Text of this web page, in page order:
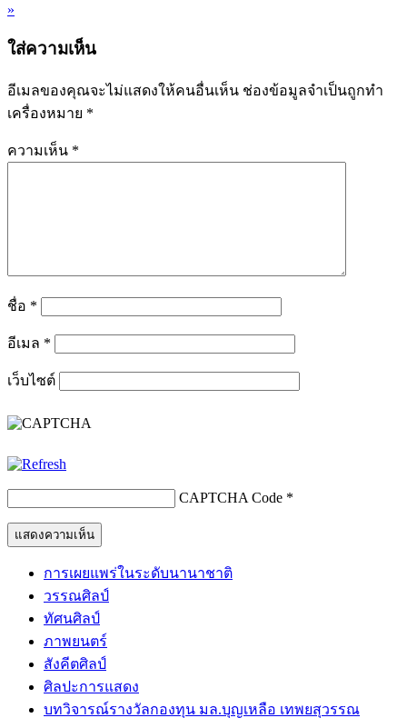
»
ใส่ความเห็น
อีเมลของคุณจะไม่แสดงให้คนอื่นเห็น ช่องข้อมูลจำเป็นถูกทำ
เครื่องหมาย *
ความเห็น *
ชื่อ *
อีเมล *
เว็บไซต์
CAPTCHA Code *
การเผยแพร่ในระดับนานาชาติ
วรรณศิลป์
ทัศนศิลป์
ภาพยนตร์
สังคีตศิลป์
ศิลปะการแสดง
บทวิจารณ์รางวัลกองทุน มล.บุญเหลือ เทพยสุวรรณ